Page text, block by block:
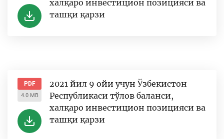
халқаро инвестицион позицияси ва
ташқи қарзи
PDF
4.0 MB
2021 йил 9 ойи учун Ўзбекистон
Республикаси тўлов баланси,
халқаро инвестицион позицияси ва
ташқи қарзи